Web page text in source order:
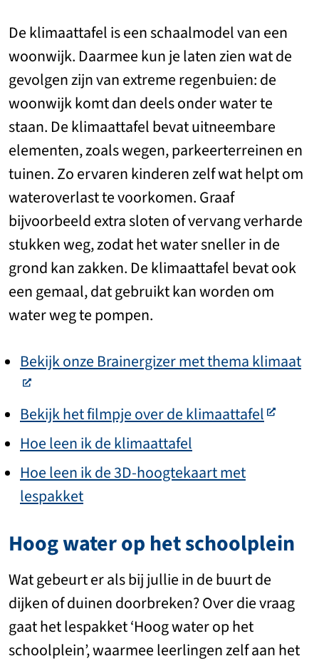
De klimaattafel is een schaalmodel van een
woonwijk. Daarmee kun je laten zien wat de
gevolgen zijn van extreme regenbuien: de
woonwijk komt dan deels onder water te
staan. De klimaattafel bevat uitneembare
elementen, zoals wegen, parkeerterreinen en
tuinen. Zo ervaren kinderen zelf wat helpt om
wateroverlast te voorkomen. Graaf
bijvoorbeeld extra sloten of vervang verharde
stukken weg, zodat het water sneller in de
grond kan zakken. De klimaattafel bevat ook
een gemaal, dat gebruikt kan worden om
water weg te pompen.
Bekijk onze Brainergizer met thema klimaat
Bekijk het filmpje over de klimaattafel
Hoe leen ik de klimaattafel
Hoe leen ik de 3D-hoogtekaart met
lespakket
Hoog water op het schoolplein
Wat gebeurt er als bij jullie in de buurt de
dijken of duinen doorbreken? Over die vraag
gaat het lespakket ‘Hoog water op het
schoolplein’, waarmee leerlingen zelf aan het